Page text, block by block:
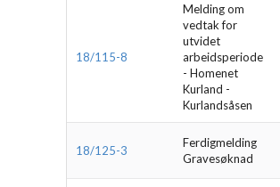
18/115-8
Melding om
vedtak for
utvidet
arbeidsperiode
- Homenet
Kurland -
Kurlandsåsen
18/125-3
Ferdigmelding
Gravesøknad